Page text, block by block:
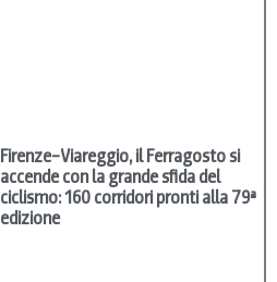
Firenze–Viareggio, il Ferragosto si
accende con la grande sfida del
ciclismo: 160 corridori pronti alla 79ª
edizione